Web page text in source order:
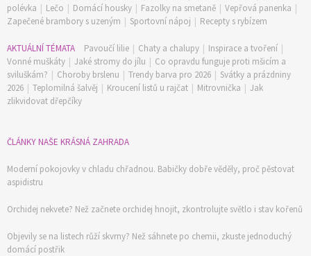
polévka | Lečo | Domácí housky | Fazolky na smetaně | Vepřová panenka |
Zapečené brambory s uzeným | Sportovní nápoj | Recepty s rybízem
AKTUÁLNÍ TÉMATA Pavoučí lilie | Chaty a chalupy | Inspirace a tvoření |
Vonné muškáty | Jaké stromy do jílu | Co opravdu funguje proti mšicím a
sviluškám? | Choroby brslenu | Trendy barva pro 2026 | Svátky a prázdniny
2026 | Teplomilná šalvěj | Kroucení listů u rajčat | Mitrovnička | Jak
zlikvidovat dřepčíky
ČLÁNKY NAŠE KRÁSNÁ ZAHRADA
Moderní pokojovky v chladu chřadnou. Babičky dobře věděly, proč pěstovat
aspidistru
Orchidej nekvete? Než začnete orchidej hnojit, zkontrolujte světlo i stav kořenů
Objevily se na listech růží skvrny? Než sáhnete po chemii, zkuste jednoduchý
domácí postřik